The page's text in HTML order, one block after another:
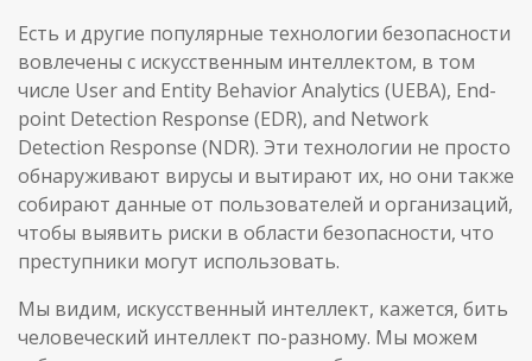
Есть и другие популярные технологии безопасности
вовлечены с искусственным интеллектом, в том
числе User and Entity Behavior Analytics (UEBA), End-
point Detection Response (EDR), and Network
Detection Response (NDR). Эти технологии не просто
обнаруживают вирусы и вытирают их, но они также
собирают данные от пользователей и организаций,
чтобы выявить риски в области безопасности, что
преступники могут использовать.
Мы видим, искусственный интеллект, кажется, бить
человеческий интеллект по-разному. Мы можем